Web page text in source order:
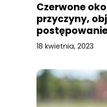
Czerwone
przyczyny,
18 kwietnia, 2023